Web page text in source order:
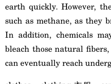
earth quickly. However,
such as methane, as they
In addition, chemicals
bleach those natural
can eventually reach